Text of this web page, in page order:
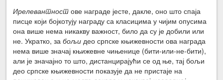
Ирелевантност ове награде јесте, дакле, оно што спаја
писце који бојкотују награду са класицима у чијим опусима
она више нема никакву важност, било да су је добили или
не. Укратко, забољи део српске књижевности ова награда
нема више значај књижевне чињенице (бити-или-не-бити),
али је значајно то што, дистанцирајући се од ње, тај бољи
део српске књижевности показује да не пристаје на